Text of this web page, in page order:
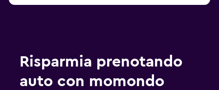
Risparmia prenotando
auto con momondo